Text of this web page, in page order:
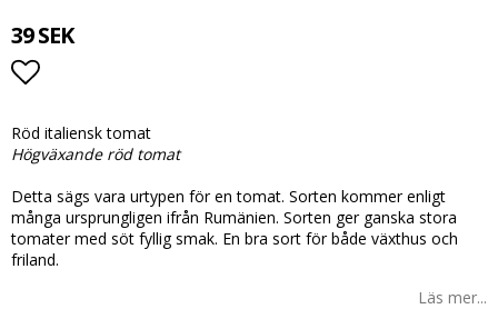
39 SEK
Högväxande röd tomat
Detta sägs vara urtypen för en tomat. Sorten kommer enligt
många ursprungligen ifrån Rumänien. Sorten ger ganska stora
tomater med söt fyllig smak. En bra sort för både växthus och
friland.
Läs mer...